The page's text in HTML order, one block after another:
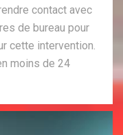
contact avec
de bureau pour
cette intervention.
moins de 24